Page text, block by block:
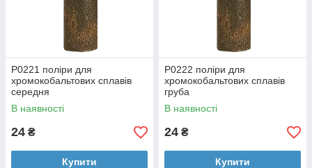
P0221 поліри для
хромокобальтових сплавів
середня
В наявності
24 ₴
Купити
P0222 поліри для
хромокобальтових сплавів
груба
В наявності
24 ₴
Купити